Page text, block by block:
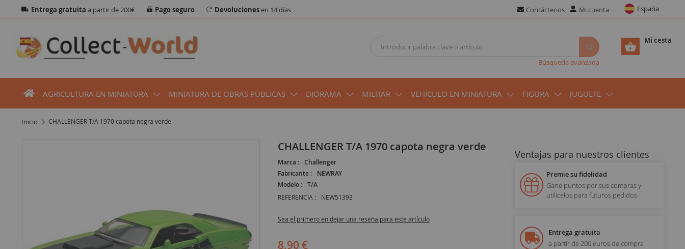
Entrega gratuita a partir de 200€ Pago seguro Devolucionesen 14 días Contáctenos Mi cuenta España
Mi cesta
Búsqueda avanzada
AGRICULTURA EN MINIATURA MINIATURA DE OBRAS PÚBLICAS DIORAMA MILITAR VEHÍCULO EN MINIATURA FIGURA JUGUETE
inicio CHALLENGER T/A 1970 capota negra verde
CHALLENGER T/A 1970 capota negra verde
Marca :
Challenger
Fabricante :
NEWRAY
Modelo :
T/A
REFERENCIA : NEW51393
Sea el primero en dejar una reseña para este artículo
8,90 €
Ventajas para nuestros clientes
Premie su fidelidad
Gane puntos por sus compras y
utilícelos para futuros pedidos
Entrega gratuita
a partir de 200 euros de compra